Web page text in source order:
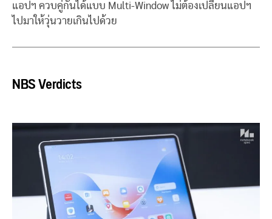
แอปฯ ควบคู่กันได้แบบ Multi-Window ไม่ต้องเปลี่ยนแอปฯ
ไปมาให้วุ่นวายเกินไปด้วย
NBS Verdicts